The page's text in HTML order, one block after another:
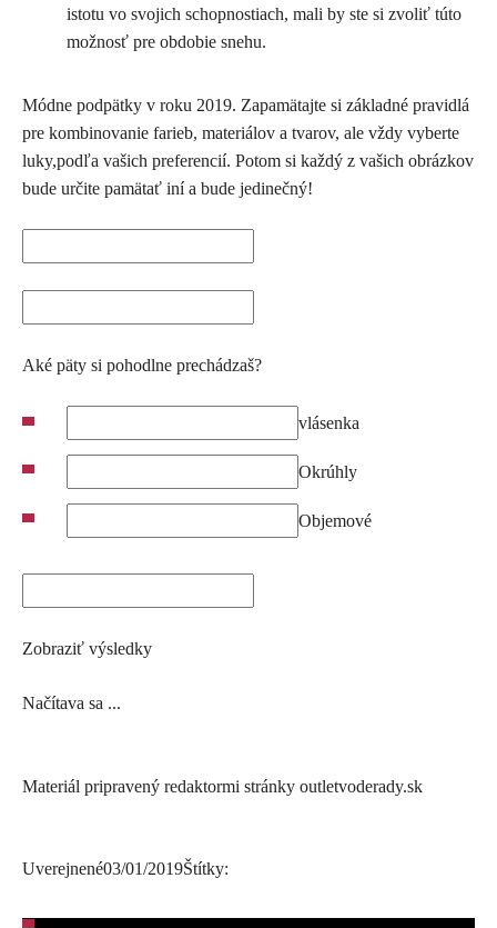
istotu vo svojich schopnostiach, mali by ste si zvoliť túto
možnosť pre obdobie snehu.
Módne podpätky v roku 2019. Zapamätajte si základné pravidlá
pre kombinovanie farieb, materiálov a tvarov, ale vždy vyberte
luky,podľa vašich preferencií. Potom si každý z vašich obrázkov
bude určite pamätať iní a bude jedinečný!
Aké päty si pohodlne prechádzaš?
vlásenka
Okrúhly
Objemové
Zobraziť výsledky
Načítava sa ...
Materiál pripravený redaktormi stránky outletvoderady.sk
Uverejnené03/01/2019Štítky: